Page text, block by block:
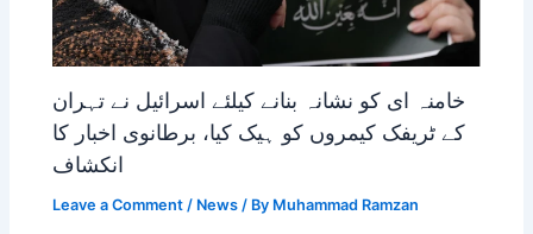
خامنہ ای کو نشانہ بنانے کیلئے اسرائیل نے تہران
کے ٹریفک کیمروں کو ہیک کیا، برطانوی اخبار کا
انکشاف
Leave a Comment / News / By Muhammad Ramzan